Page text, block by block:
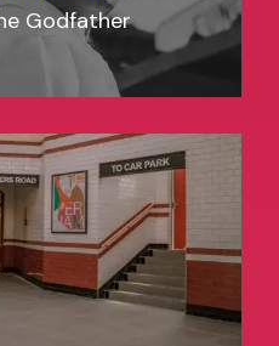
Godfather